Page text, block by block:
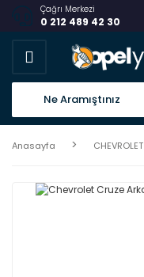
Çağrı Merkezi
0 212 489 42 30
Anasayfa CHEVROLET